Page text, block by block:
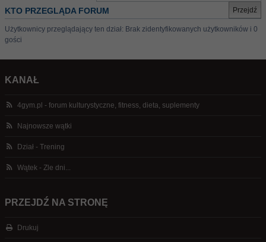
KTO PRZEGLĄDA FORUM
Użytkownicy przeglądający ten dział: Brak zidentyfikowanych użytkowników i 0
gości
KANAŁ
4gym.pl - forum kulturystyczne, fitness, dieta, suplementy
Najnowsze wątki
Dział - Trening
Wątek - Zle dni...
PRZEJDŹ NA STRONĘ
Drukuj